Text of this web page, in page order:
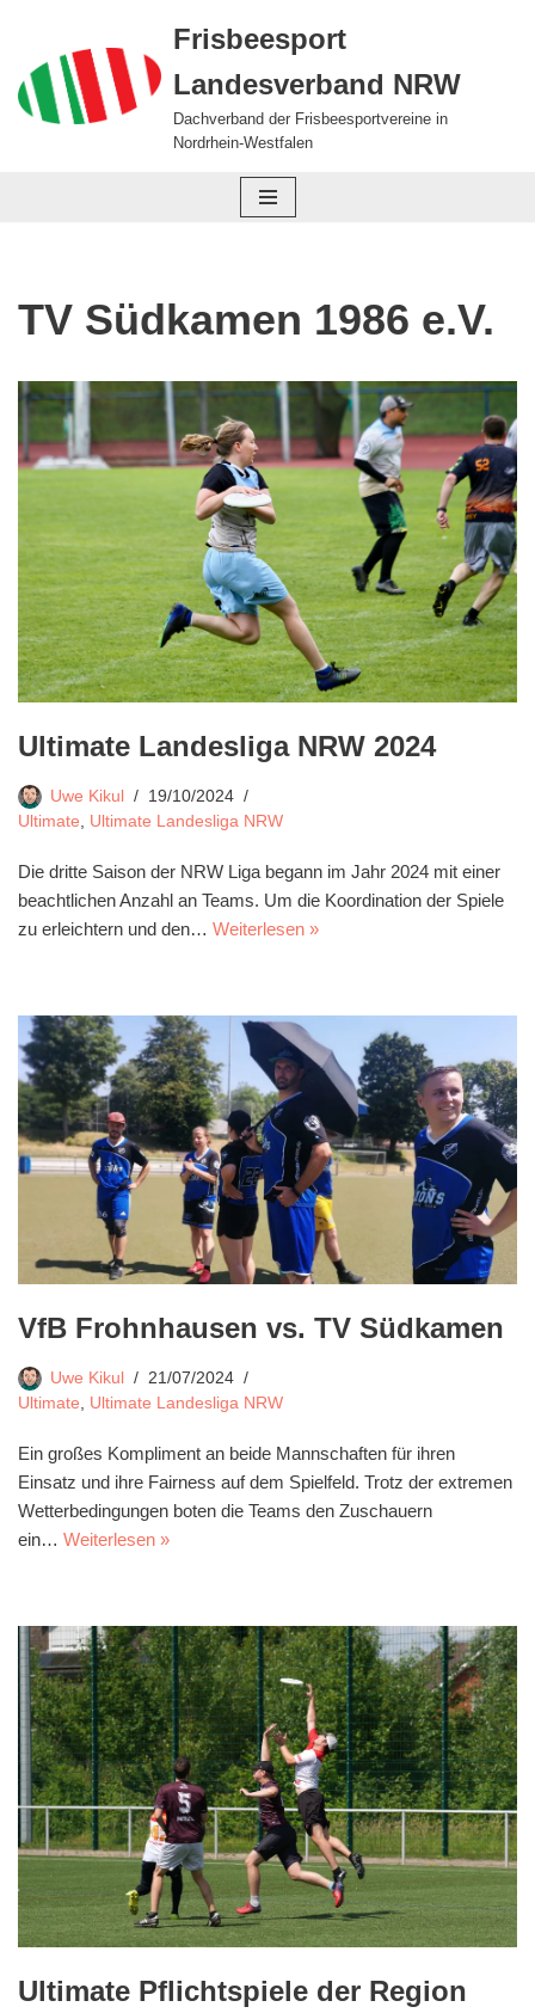
Zum
Inhalt
springen
Frisbeesport
Landesverband NRW
Dachverband der Frisbeesportvereine in
Nordrhein-Westfalen
TV Südkamen 1986 e.V.
Ultimate Landesliga NRW 2024
Uwe Kikul
19/10/2024
Ultimate, Ultimate Landesliga NRW
Die dritte Saison der NRW Liga begann im Jahr 2024 mit einer
beachtlichen Anzahl an Teams. Um die Koordination der Spiele
zu erleichtern und den… Weiterlesen »
VfB Frohnhausen vs. TV Südkamen
Uwe Kikul
21/07/2024
Ultimate
Ultimate Landesliga NRW
Ein großes Kompliment an beide Mannschaften für ihren
Einsatz und ihre Fairness auf dem Spielfeld. Trotz der extremen
Wetterbedingungen boten die Teams den Zuschauern
ein… Weiterlesen »
Ultimate Pflichtspiele der Region